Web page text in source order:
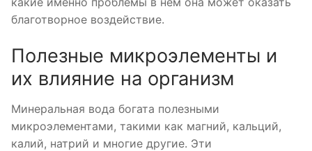
благотворное воздействие.
Полезные микроэлементы и
их влияние на организм
Минеральная вода богата полезными
микроэлементами, такими как магний, кальций,
калий, натрий и многие другие. Эти